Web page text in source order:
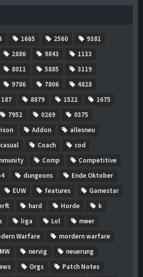
1665 2560
9381
2886 9843
1133
8011 5885
3119
9786 7806
4828
187 8879 1522
1675
7952 0269
0375
Addon
allesneu
casual Coach
cod
Comp
Competitive
dungeons
Ende Oktober
EUW features
Gamestar
hard Horde
k
liga Lol
meer
Warfare
mordern warfare
MW nervig
neuerung
Orgs
Patch Notes